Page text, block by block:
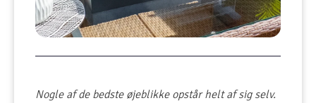
Nogle af de bedste øjeblikke opstår helt af sig selv.